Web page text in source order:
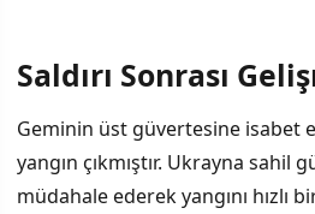
İÇINDEKILER
Saldırı Sonrası Gelişmeler
Türkiye'nin Resmi Açıklaması
Saldırı Sonrası
Geminin üst güvertesine isabet
yangın çıkmıştır. Ukrayna sahil
müdahale ederek yangını hızlı